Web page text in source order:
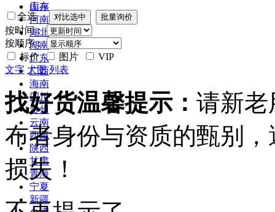
山东
河南
湖北
湖南
广东
广西
海南
四川
贵州
云南
西藏
陕西
甘肃
青海
宁夏
新疆
库存
全选
按时间：
按顺序：
标价
图片
VIP
文字 大图 列表
找好货温馨提示： 请新老
布者身份与资质的甄别
损失！